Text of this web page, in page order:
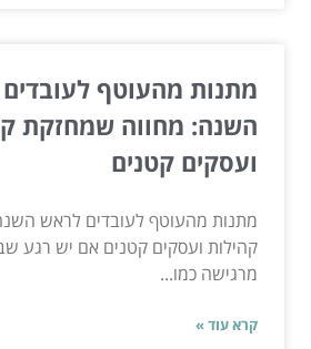
מתנות מהעוטף
השנה: מחווה שמחזקת
ועסקים קטנים
מתנות מהעוטף לעובדים לראש
קהילות ועסקים קטנים אם יש רגע
מרגישה כמו...
קרא עוד »